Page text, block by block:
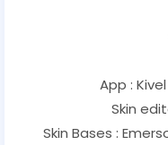
App :
Skin
Skin Bases :